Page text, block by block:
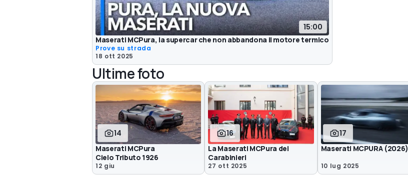
15:00
Maserati MCPura, la supercar che non abbandona il motore termico
Prove su strada
18 ott 2025
Ultime foto
14
Maserati MCPura
Cielo Tributo 1926
12 giu
16
La Maserati MCPura dei
Carabinieri
27 ott 2025
17
Maserati MCPURA (2026)
10 lug 2025